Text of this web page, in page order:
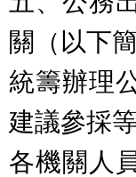
關（以下
統籌辦理
建議參採等
各機關人